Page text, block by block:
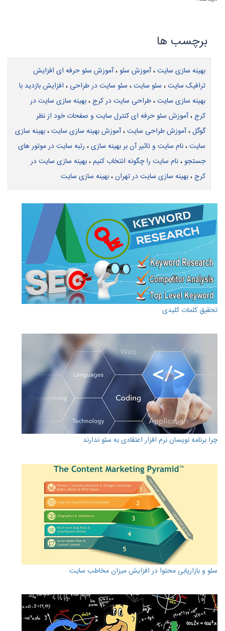
بهینه سازی سایت،آموزش سئو،آموزش سئو حرفه ای افزایش
ترافیک سایت، سئو سایت، سئو سایت در طراحی ، افزایش بازدید با
بهینه سازی سایت،طراحی سایت در کرج،بهینه سازی سایت در
کرج،آموزش سئو حرفه ای کنترل سایت و صفحات خود از نظر
گوگل،آموزش طراحی سایت،آموزش بهینه سازی سایت،بهینه سازی
سایت،نام سایت و تاثیر آن بر بهینه سازی، رتبه سایت در موتور های
جستجو،نام سایت را چگونه انتخاب کنیم،بهینه سازی سایت در
کرج،بهینه سازی سایت در تهران،بهینه سازی سایت
تحقیق کلمات کلیدی
چرا برنامه نویسان نرم افزار اعتقادی به سئو ندارند
سئو و بازاریابی محتوا در افزایش میزان مخاطب سایت